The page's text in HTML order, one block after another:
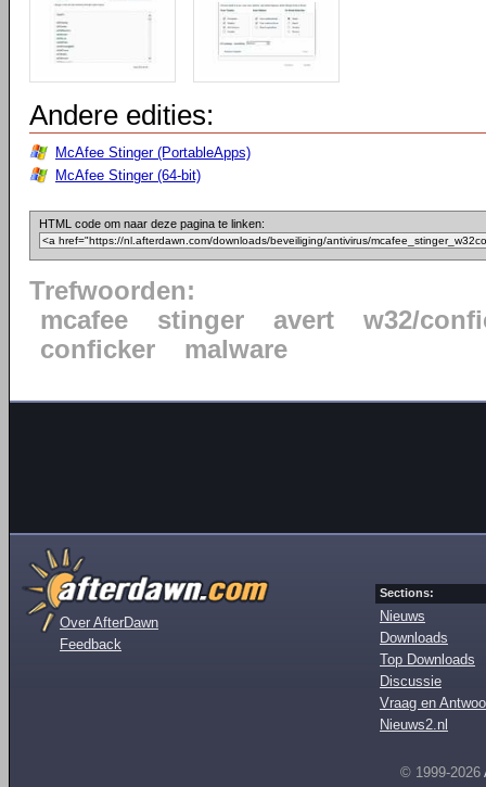
Andere edities:
McAfee Stinger (PortableApps)
McAfee Stinger (64-bit)
HTML code om naar deze pagina te linken:
Trefwoorden:
mcafee
stinger avert
w32/
conficker
malware
Over AfterDawn
Feedback
Sections:
Nieuws
Downloads
Top Downloads
Discussie
Vraag en
Nieuws2.nl
© 1999-2026